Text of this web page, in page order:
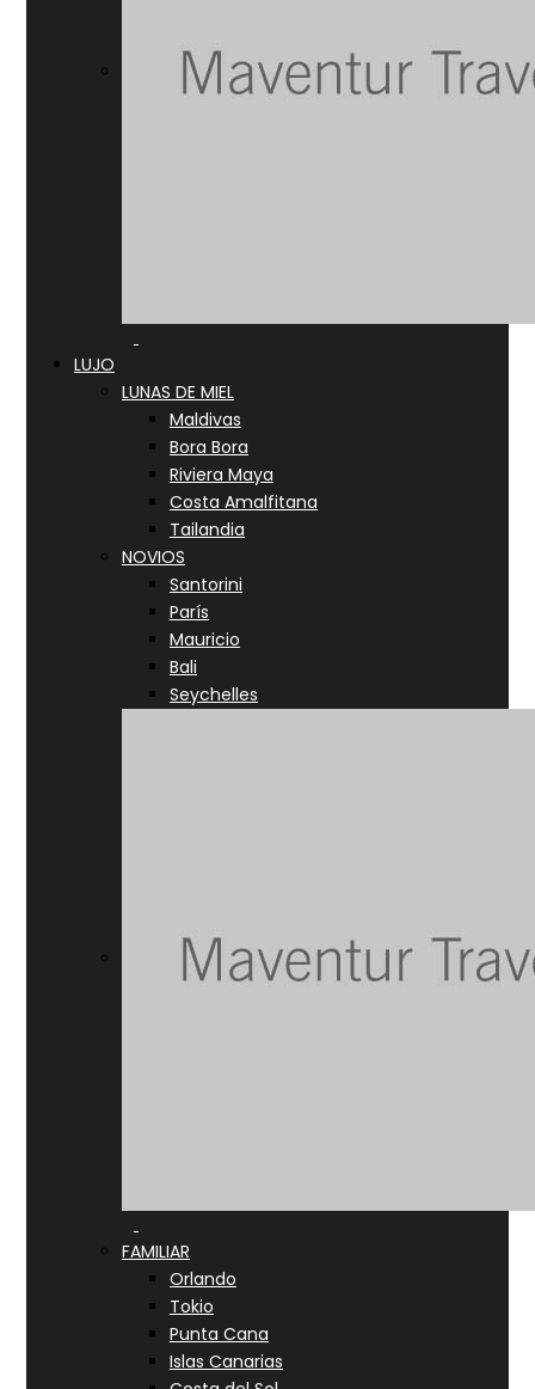
LUJO
LUNAS DE MIEL
Maldivas
Bora Bora
Riviera Maya
Costa Amalfitana
Tailandia
NOVIOS
Santorini
París
Mauricio
Bali
Seychelles
FAMILIAR
Orlando
Tokio
Punta Cana
Islas Canarias